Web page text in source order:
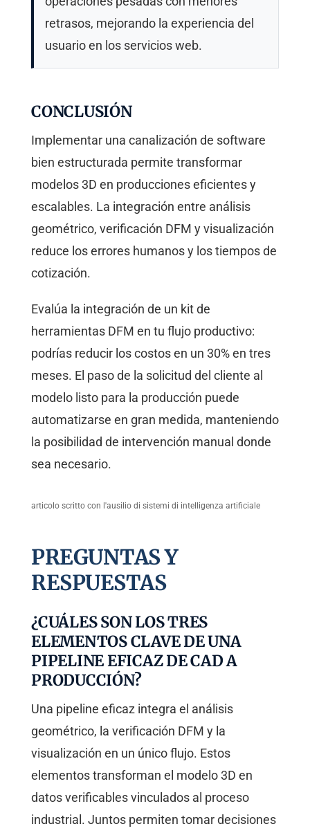
retrasos, mejorando la experiencia del
usuario en los servicios web.
CONCLUSIÓN
Implementar una canalización de software
bien estructurada permite transformar
modelos 3D en producciones eficientes y
escalables. La integración entre análisis
geométrico, verificación DFM y visualización
reduce los errores humanos y los tiempos de
cotización.
Evalúa la integración de un kit de
herramientas DFM en tu flujo productivo:
podrías reducir los costos en un 30% en tres
meses. El paso de la solicitud del cliente al
modelo listo para la producción puede
automatizarse en gran medida, manteniendo
la posibilidad de intervención manual donde
sea necesario.
articolo scritto con l'ausilio di sistemi di intelligenza artificiale
PREGUNTAS Y
RESPUESTAS
¿CUÁLES SON LOS TRES
ELEMENTOS CLAVE DE UNA
PIPELINE EFICAZ DE CAD A
PRODUCCIÓN?
Una pipeline eficaz integra el análisis
geométrico, la verificación DFM y la
visualización en un único flujo. Estos
elementos transforman el modelo 3D en
datos verificables vinculados al proceso
industrial. Juntos permiten tomar decisiones